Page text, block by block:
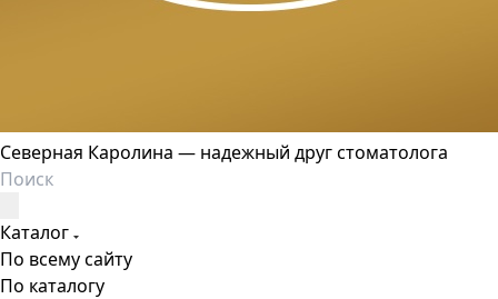
Северная Каролина — надежный друг стоматолога
Каталог
По всему сайту
По каталогу